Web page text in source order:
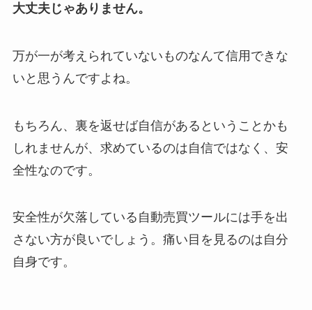
大丈夫じゃありません。
万が一が考えられていないものなんて信用できな
いと思うんですよね。
もちろん、裏を返せば自信があるということかも
しれませんが、求めているのは自信ではなく、安
全性なのです。
安全性が欠落している自動売買ツールには手を出
さない方が良いでしょう。痛い目を見るのは自分
自身です。